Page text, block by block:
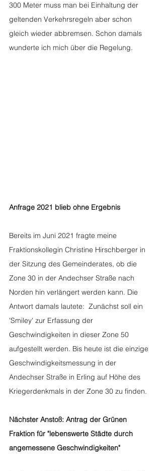
300 Meter muss man bei Einhaltung der
geltenden Verkehrsregeln aber schon
gleich wieder abbremsen. Schon damals
wunderte ich mich über die Regelung.
Anfrage 2021 blieb ohne Ergebnis
Bereits im Juni 2021 fragte meine
Fraktionskollegin Christine Hirschberger in
der Sitzung des Gemeinderates, ob die
Zone 30 in der Andechser Straße nach
Norden hin verlängert werden kann. Die
Antwort damals lautete:  Zunächst soll ein
'Smiley' zur Erfassung der
Geschwindigkeiten in dieser Zone 50
aufgestellt werden. Bis heute ist die einzige
Geschwindigkeitsmessung in der
Andechser Straße in Erling auf Höhe des
Kriegerdenkmals in der Zone 30 zu finden.
Nächster Anstoß: Antrag der Grünen
Fraktion für "lebenswerte Städte durch
angemessene Geschwindigkeiten"